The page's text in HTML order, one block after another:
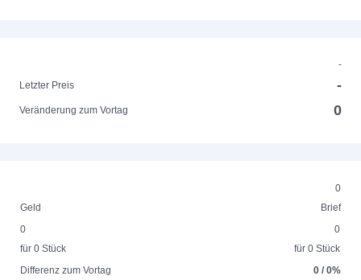
-
Letzter Preis
-
Veränderung zum Vortag 0
0
Geld
Brief
0
für 0 Stück
0
für 0 Stück
Differenz zum Vortag
0 / 0%